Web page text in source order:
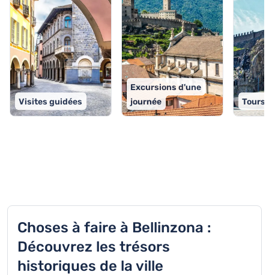
Visites guidées
Excursions d'une
journée
Tours
Choses à faire à Bellinzona :
Découvrez les trésors
historiques de la ville